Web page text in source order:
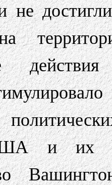
не
действия
и их